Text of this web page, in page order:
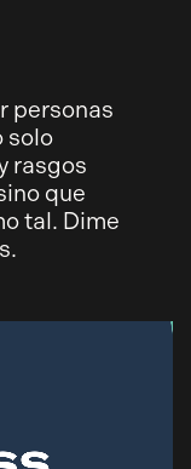
personas
solo
rasgos
que
tal. Dime